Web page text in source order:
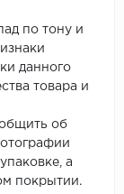
по тону и
данного
товара и
об
а
покрытии.